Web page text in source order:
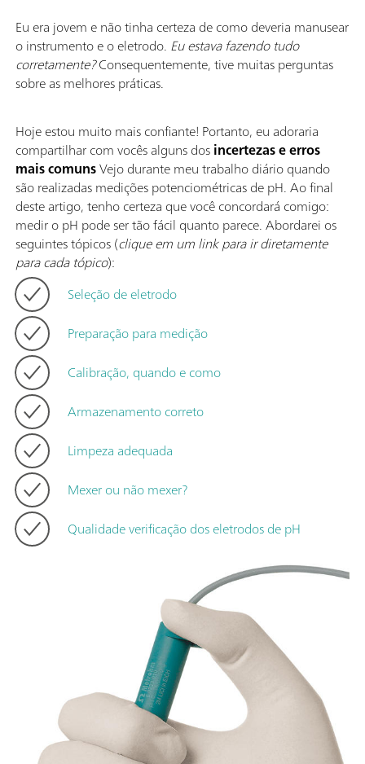
Eu era jovem e não tinha certeza de como deveria manusear
o instrumento e o eletrodo. Eu estava fazendo tudo
corretamente?Consequentemente, tive muitas perguntas
sobre as melhores práticas.
Hoje estou muito mais confiante! Portanto, eu adoraria
compartilhar com vocês alguns dosincertezas e erros
mais comunsVejo durante meu trabalho diário quando
são realizadas medições potenciométricas de pH. Ao final
deste artigo, tenho certeza que você concordará comigo:
medir o pH pode ser tão fácil quanto parece. Abordarei os
seguintes tópicos (clique em um link para ir diretamente
para cada tópico):
Seleção de eletrodo
Preparação para medição
Calibração, quando e como
Armazenamento correto
Limpeza adequada
Mexer ou não mexer?
Qualidade verificação dos eletrodos de pH